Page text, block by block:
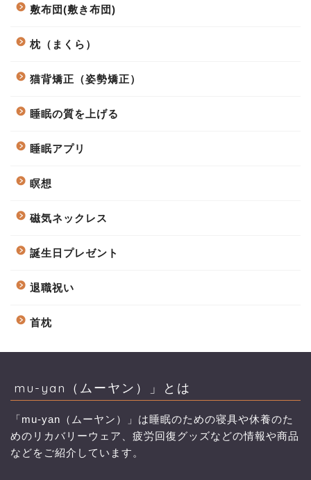
敷布団(敷き布団)
枕（まくら）
猫背矯正（姿勢矯正）
睡眠の質を上げる
睡眠アプリ
瞑想
磁気ネックレス
誕生日プレゼント
退職祝い
首枕
mu-yan（ムーヤン）」とは
「mu-yan（ムーヤン）」は睡眠のための寝具や休養のた
めのリカバリーウェア、疲労回復グッズなどの情報や商品
などをご紹介しています。